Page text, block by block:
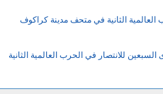
العالمية الثانية في متحف مدينة كراكوف
للانتصار في الحرب العالمية الثانية